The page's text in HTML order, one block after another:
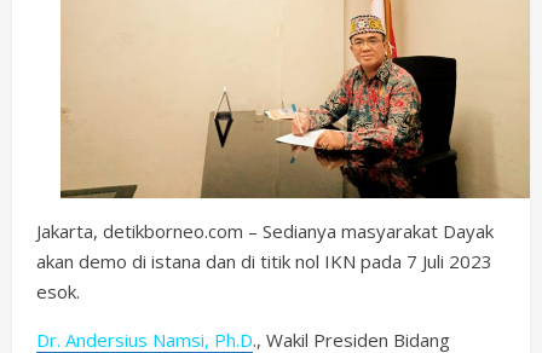
Jakarta, detikborneo.com – Sedianya masyarakat Dayak
akan demo di istana dan di titik nol IKN pada 7 Juli 2023
esok.
Dr. Andersius Namsi, Ph.D., Wakil Presiden Bidang